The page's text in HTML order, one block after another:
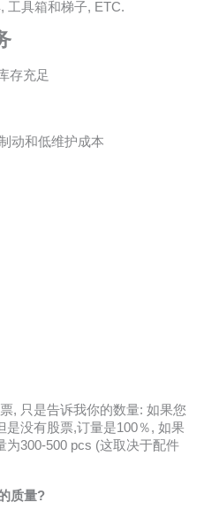
工具箱和梯子, ETC.
存充足
动和低维护成本
, 只是告诉我你的数量: 如果您
是没有股票,订量是100％, 如果
为300-500 pcs (这取决于配件
质量?